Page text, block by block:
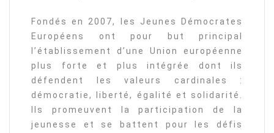
Fondés en 2007, les Jeunes Démocrates
Européens ont pour but principal
l’établissement d’une Union européenne
plus forte et plus intégrée dont ils
défendent les valeurs cardinales :
démocratie, liberté, égalité et solidarité.
Ils promeuvent la participation de la
jeunesse et se battent pour les défis